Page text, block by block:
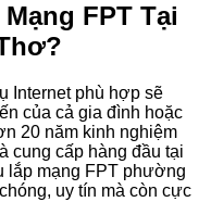
FPT Tại
Internet phù hợp sẽ
của cả gia đình hoặc
20 năm kinh nghiệm
cung cấp hàng đầu tại
lắp mạng FPT phường
uy tín mà còn cực